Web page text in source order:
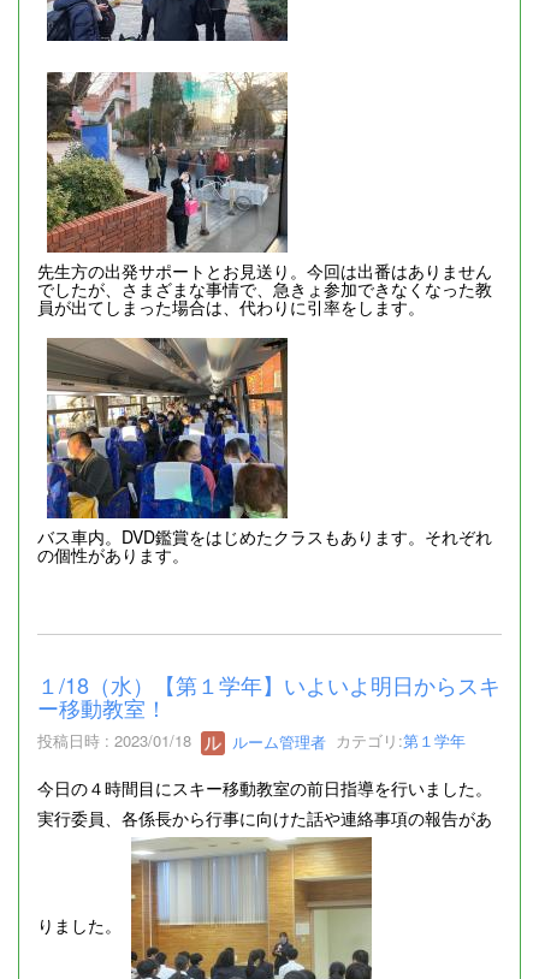
先生方の出発サポートとお見送り。今回は出番はありません
でしたが、さまざまな事情で、急きょ参加できなくなった教
員が出てしまった場合は、代わりに引率をします。
バス車内。DVD鑑賞をはじめたクラスもあります。それぞれ
の個性があります。
１/18（水）【第１学年】いよいよ明日からスキ
ー移動教室！
投稿日時 : 2023/01/18 ルーム管理者 カテゴリ:第１学年
今日の４時間目にスキー移動教室の前日指導を行いました。
実行委員、各係長から行事に向けた話や連絡事項の報告があ
りました。